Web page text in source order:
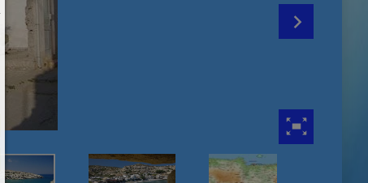
Es werden nur Drittanbieter-Inhalte oder die Cookie-Arten zugelassen
den Checkboxen angehakt haben.
Sie können Ihre Cookie-Einstellung jederzeit hier ändern:
Impressum